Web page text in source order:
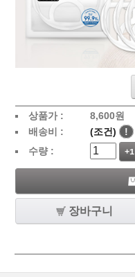
상품가 : 8,600원
배송비 :
(조건) !
수량 :
+1
장바구니